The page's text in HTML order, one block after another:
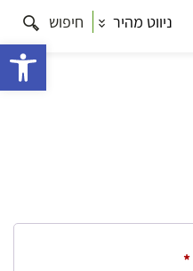
ניווט מהיר חיפוש
*חובה